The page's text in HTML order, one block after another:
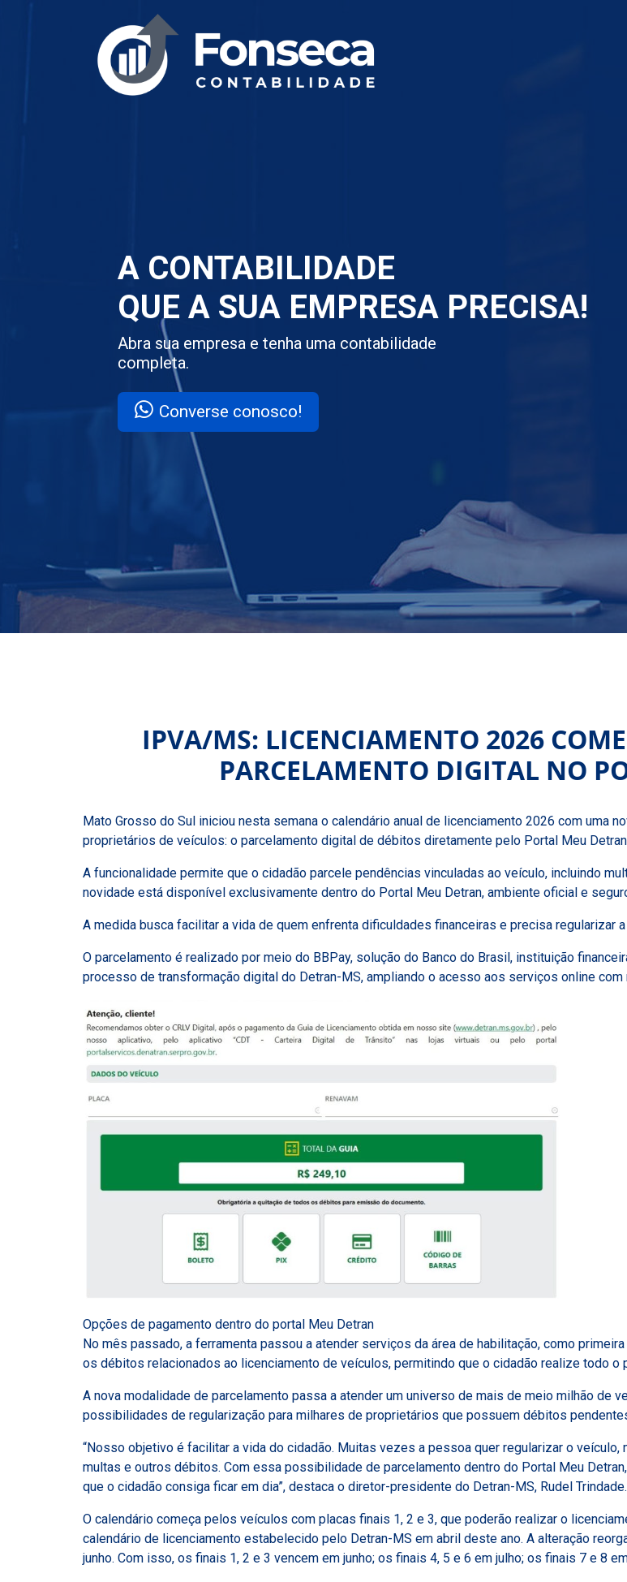
A CONTABILIDADE
QUE A SUA EMPRESA PRECISA!
Abra sua empresa e tenha uma contabilidade
completa.
Converse conosco!
IPVA/MS: LICENCIAMENTO 2026
PARCELAMENTO DIGITAL NO
Mato Grosso do Sul iniciou nesta semana o calendário anual de licenciamento 2026 com uma
proprietários de veículos: o parcelamento digital de débitos diretamente pelo Portal Meu
A funcionalidade permite que o cidadão parcele pendências vinculadas ao veículo, incluindo
novidade está disponível exclusivamente dentro do Portal Meu Detran, ambiente oficial e
A medida busca facilitar a vida de quem enfrenta dificuldades financeiras e precisa regularizar
O parcelamento é realizado por meio do BBPay, solução do Banco do Brasil, instituição
processo de transformação digital do Detran-MS, ampliando o acesso aos serviços online com
Opções de pagamento dentro do portal Meu Detran
No mês passado, a ferramenta passou a atender serviços da área de habilitação, como
os débitos relacionados ao licenciamento de veículos, permitindo que o cidadão realize todo
A nova modalidade de parcelamento passa a atender um universo de mais de meio milhão de
possibilidades de regularização para milhares de proprietários que possuem débitos
“Nosso objetivo é facilitar a vida do cidadão. Muitas vezes a pessoa quer regularizar o
multas e outros débitos. Com essa possibilidade de parcelamento dentro do Portal Meu
que o cidadão consiga ficar em dia”, destaca o diretor-presidente do Detran-MS, Rudel Trindade.
O calendário começa pelos veículos com placas finais 1, 2 e 3, que poderão realizar o
calendário de licenciamento estabelecido pelo Detran-MS em abril deste ano. A alteração
junho. Com isso, os finais 1, 2 e 3 vencem em junho; os finais 4, 5 e 6 em julho; os finais 7 e 8